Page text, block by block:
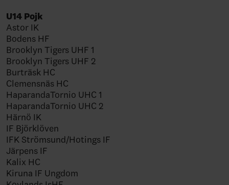
U14 Pojk
Astor IK
Bodens HF
Brooklyn Tigers UHF 1
Brooklyn Tigers UHF 2
Burträsk HC
Clemensnäs HC
HaparandaTornio UHC 1
HaparandaTornio UHC 2
Härnö IK
IF Björklöven
IFK Strömsund/Hotings IF
Järpens IF
Kalix HC
Kiruna IF Ungdom